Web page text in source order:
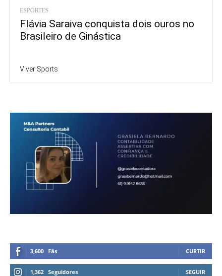
ESPORTES
Flávia Saraiva conquista dois ouros no
Brasileiro de Ginástica
Viver Sports
3,600 Fãs CURTIR
1,362 Seguidores SEGUIR